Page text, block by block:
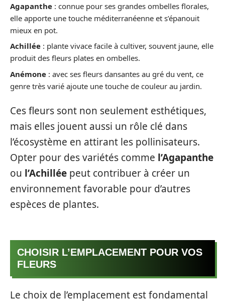
Agapanthe : connue pour ses grandes ombelles florales,
elle apporte une touche méditerranéenne et s’épanouit
mieux en pot.
Achillée : plante vivace facile à cultiver, souvent jaune, elle
produit des fleurs plates en ombelles.
Anémone : avec ses fleurs dansantes au gré du vent, ce
genre très varié ajoute une touche de couleur au jardin.
Ces fleurs sont non seulement esthétiques,
mais elles jouent aussi un rôle clé dans
l’écosystème en attirant les pollinisateurs.
Opter pour des variétés comme l’Agapanthe
ou l’Achillée peut contribuer à créer un
environnement favorable pour d’autres
espèces de plantes.
CHOISIR L’EMPLACEMENT POUR VOS
FLEURS
Le choix de l’emplacement est fondamental